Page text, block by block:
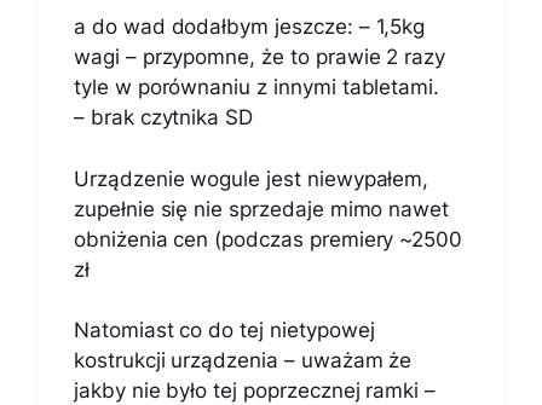
a do wad dodałbym jeszcze: – 1,5kg
wagi – przypomne, że to prawie 2 razy
tyle w porównaniu z innymi tabletami.
– brak czytnika SD
Urządzenie wogule jest niewypałem,
zupełnie się nie sprzedaje mimo nawet
obniżenia cen (podczas premiery ~2500
zł
Natomiast co do tej nietypowej
kostrukcji urządzenia – uważam że
jakby nie było tej poprzecznej ramki –